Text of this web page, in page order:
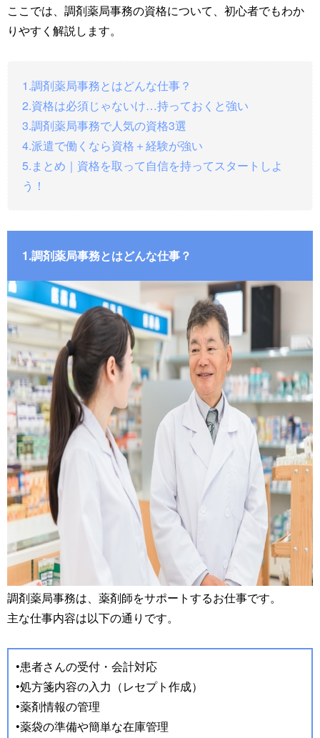
ここでは、調剤薬局事務の資格について、初心者でもわか
りやすく解説します。
1.調剤薬局事務とはどんな仕事？
2.資格は必須じゃないけ…持っておくと強い
3.調剤薬局事務で人気の資格3選
4.派遣で働くなら資格＋経験が強い
5.まとめ｜資格を取って自信を持ってスタートしよ
う！
1.調剤薬局事務とはどんな仕事？
調剤薬局事務は、薬剤師をサポートするお仕事です。
主な仕事内容は以下の通りです。
•患者さんの受付・会計対応
•処方箋内容の入力（レセプト作成）
•薬剤情報の管理
•薬袋の準備や簡単な在庫管理